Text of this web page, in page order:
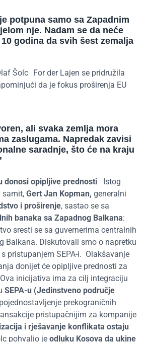
potpuna samo sa Zapadnim
nje. Nadam se da neće
godina da svih šest zemalja
Šolc For der Lajen se pridružila
da je fokus proširenja EU
ali svaka zemlja mora
zaslugama. Napredak zavisi
saradnje, što će na kraju
donosi opipljive prednosti
Istog
samit, Gert Jan Kopman, generalni
i proširenje, sastao se sa
banaka sa Zapadnog Balkana:
sresti se sa guvernerima centralnih
Balkana. Diskutovali smo o napretku
pristupanjem SEPA-i. Olakšavanje
donijet će opipljive prednosti za
Ova inicijativa ima za cilj integraciju
SEPA-u (Jedinstveno područje
prekograničnih
pristupačnijim za kompanije
i rješavanje konflikata ostaju
pohvalio je odluku Kosova da ukine